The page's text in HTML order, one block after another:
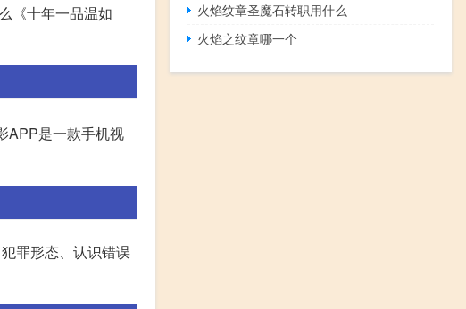
《十年一品温如
APP是一款手机视
罪形态、认识错误
火焰纹章圣魔石转职用什么
火焰之纹章哪一个